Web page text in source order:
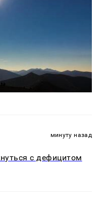
минуту назад
с дефицитом